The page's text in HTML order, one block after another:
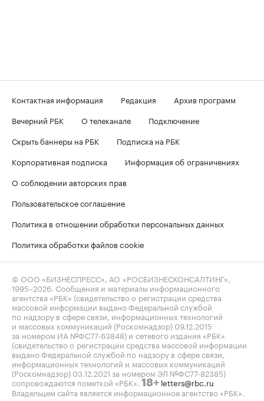
Контактная информация Редакция
Архив программ
Вечерний РБК
О телеканале
Подключение
Скрыть баннеры на РБК
Подписка на РБК
Корпоративная подписка
Информация об ограничениях
О соблюдении авторских прав
Пользовательское соглашение
Политика в отношении обработки персональных данных
Политика обработки файлов cookie
© ООО «БИЗНЕСПРЕСС», АО «РОСБИЗНЕСКОНСАЛТИНГ»,
1995–2026 . Сообщения и материалы информационного
агентства «РБК» (свидетельство о регистрации средства
массовой информации выдано Федеральной службой
по надзору в сфере связи, информационных технологий
и массовых коммуникаций (Роскомнадзор) 09.12.2015
за номером ИА №ФС77-63848) и сетевого издания «РБК»
(свидетельство о регистрации средства массовой информации
выдано Федеральной службой по надзору в сфере связи,
информационных технологий и массовых коммуникаций
(Роскомнадзор) 03.12.2021 за номером ЭЛ №ФС77-82385)
сопровождаются пометкой «РБК». 18+ letters@rbc.ru
Владельцем сайта является информационное агентство «РБК».